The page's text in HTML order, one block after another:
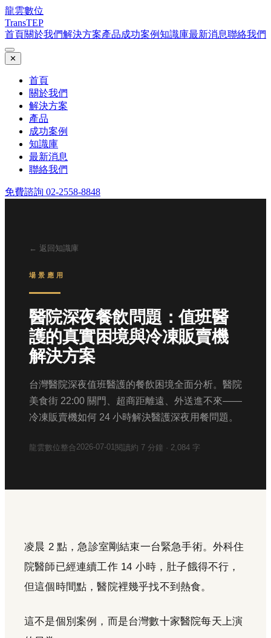
龍雲數位
TransTEP
首頁關於我們解決方案產品成功案例知識庫最新消息聯絡我們
✕
首頁
關於我們
解決方案
產品
成功案例
知識庫
最新消息
聯絡我們
免費諮詢 02-2558-8848
← 返回知識庫
場景應用
醫院深夜餐飲問題：值班醫
護的真實困境與冷凍販賣機
解決方案
台灣醫院深夜值班醫護的餐飲困境全面分析。醫院
美食街 22:00 關門、超商距離遠、外送進不來——
冷凍販賣機如何 24 小時解決醫護深夜用餐問題。
龍雲數位整合2026-07-01閱讀約 7 分鐘 · 2,084 字
凌晨 2 點，急診室剛結束一台緊急手術。外科住
院醫師已經連續工作 14 小時，肚子餓得不行，
但這個時間點，醫院裡幾乎找不到熱食。
這不是個別案例，而是台灣數十家醫院每天上演